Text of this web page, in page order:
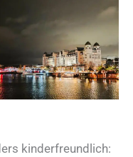
kinderfreundlich: